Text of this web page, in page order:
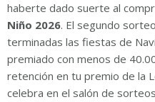
haberte dado suerte al
Niño 2026. El segundo
terminadas las fiestas de
premiado con menos de
retención en tu premio de la
celebra en el salón de